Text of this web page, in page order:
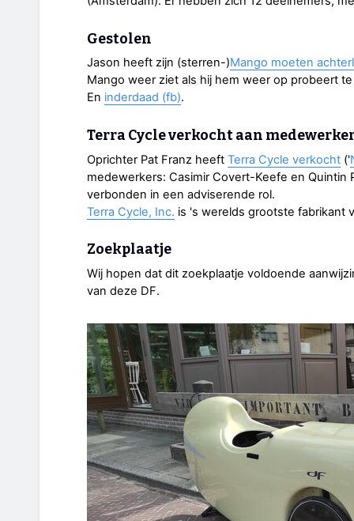
Gestolen
Jason heeft zijn (sterren-)Mango moeten
Mango weer ziet als hij hem weer op probeert
En inderdaad (fb).
Terra Cycle verkocht aan
Oprichter Pat Franz heeft Terra Cycle verkocht ('
medewerkers: Casimir Covert-Keefe en Quintin
verbonden in een adviserende rol.
Terra Cycle, Inc. is 's werelds grootste fabrikant
Zoekplaatje
Wij hopen dat dit zoekplaatje voldoende
van deze DF.